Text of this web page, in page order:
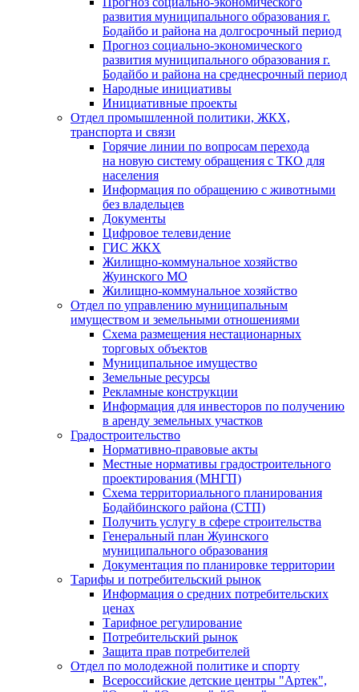
развития муниципального образования г.
Бодайбо и района на долгосрочный период
Прогноз социально-экономического
развития муниципального образования г.
Бодайбо и района на среднесрочный период
Народные инициативы
Инициативные проекты
Отдел промышленной политики, ЖКХ,
транспорта и связи
Горячие линии по вопросам перехода
на новую систему обращения с ТКО для
населения
Информация по обращению с животными
без владельцев
Документы
Цифровое телевидение
ГИС ЖКХ
Жилищно-коммунальное хозяйство
Жуинского МО
Жилищно-коммунальное хозяйство
Отдел по управлению муниципальным
имуществом и земельными отношениями
Схема размещения нестационарных
торговых объектов
Муниципальное имущество
Земельные ресурсы
Рекламные конструкции
Информация для инвесторов по получению
в аренду земельных участков
Градостроительство
Нормативно-правовые акты
Местные нормативы градостроительного
проектирования (МНГП)
Схема территориального планирования
Бодайбинского района (СТП)
Получить услугу в сфере строительства
Генеральный план Жуинского
муниципального образования
Документация по планировке территории
Тарифы и потребительский рынок
Информация о средних потребительских
ценах
Тарифное регулирование
Потребительский рынок
Защита прав потребителей
Отдел по молодежной политике и спорту
Всероссийские детские центры "Артек",